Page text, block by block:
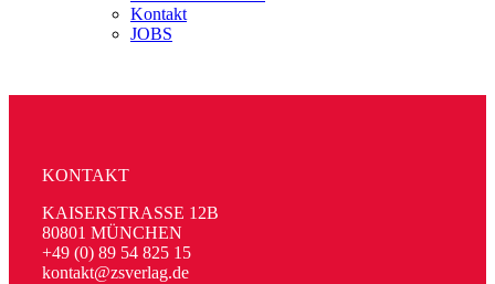
Kontakt
JOBS
KONTAKT
KAISERSTRASSE 12B
80801 MÜNCHEN
+49 (0) 89 54 825 15
kontakt@zsverlag.de